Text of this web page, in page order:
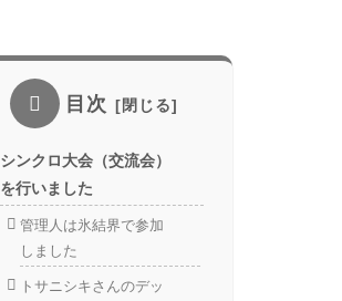
目次
シンクロ大会（交流会）
を行いました
管理人は氷結界で参加
しました
トサニシキさんのデッ